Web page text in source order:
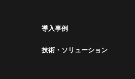
導入事例
技術・ソリューション